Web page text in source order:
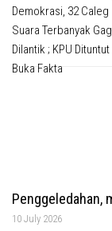
Penggeledahan,
10 July 2026